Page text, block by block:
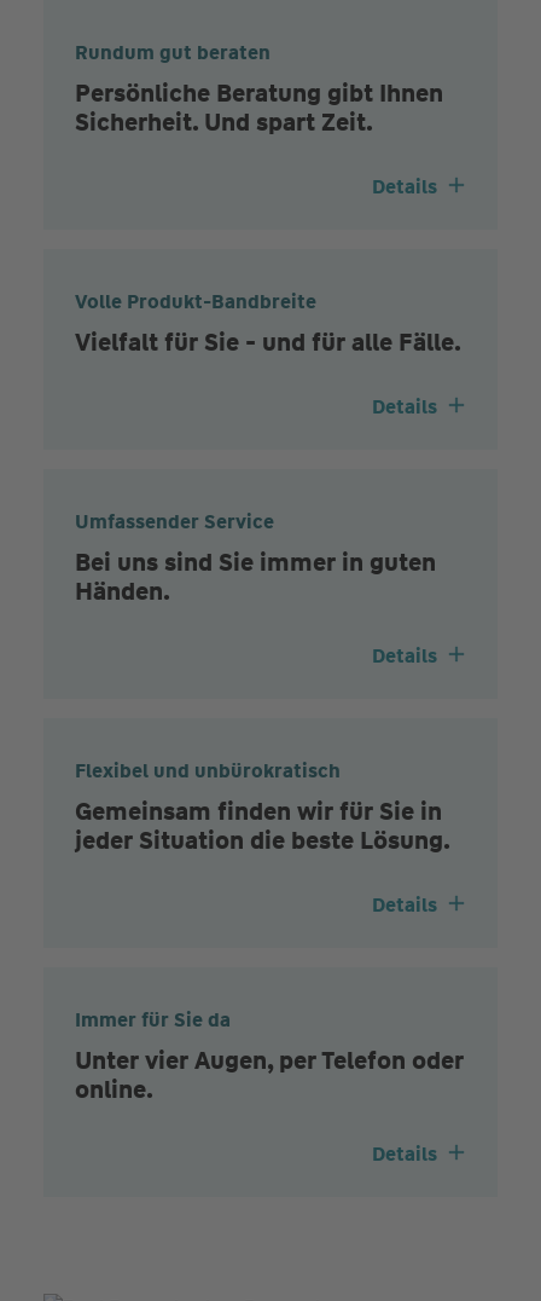
Rundum gut beraten
Persönliche Beratung gibt Ihnen
Sicherheit. Und spart Zeit.
Details
Volle Produkt-Bandbreite
Vielfalt für Sie - und für alle Fälle.
Details
Umfassender Service
Bei uns sind Sie immer in guten
Händen.
Details
Flexibel und unbürokratisch
Gemeinsam finden wir für Sie in
jeder Situation die beste Lösung.
Details
Immer für Sie da
Unter vier Augen, per Telefon oder
online.
Details